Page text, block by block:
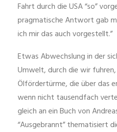
Fahrt durch die USA “so”
pragmatische Antwort gab
ich mir das auch vorgestellt.”
Etwas Abwechslung in der
Umwelt, durch die wir
Ölfördertürme, die über das
wenn nicht tausendfach
gleich an ein Buch von
“Ausgebrannt” thematisiert